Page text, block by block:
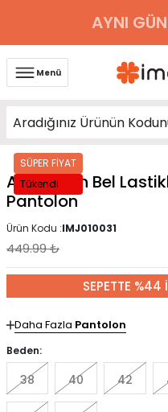
AYNI
Menü
SÜPER FİYAT
Tükendi
Açık Vizon Bel
Pantolon
Ürün Kodu :IMJ010031
449.99₺
SEPETTE
Daha Fazla Pantolon
Beden:
38 40 42